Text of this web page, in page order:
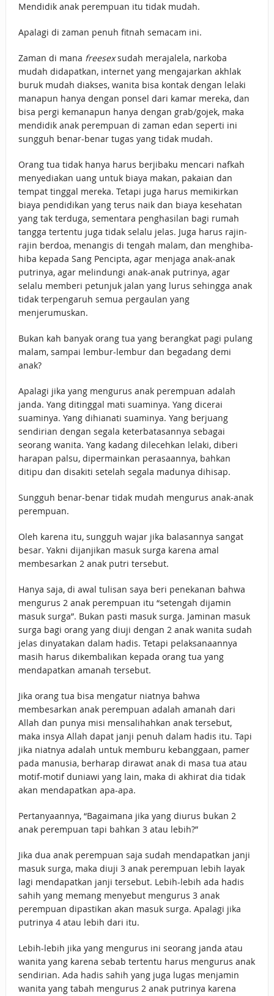
Mendidik anak perempuan itu tidak mudah.
Apalagi di zaman penuh fitnah semacam ini.
Zaman di mana freesexsudah merajalela, narkoba
mudah didapatkan, internet yang mengajarkan akhlak
buruk mudah diakses, wanita bisa kontak dengan lelaki
manapun hanya dengan ponsel dari kamar mereka, dan
bisa pergi kemanapun hanya dengan grab/gojek, maka
mendidik anak perempuan di zaman edan seperti ini
sungguh benar-benar tugas yang tidak mudah.
Orang tua tidak hanya harus berjibaku mencari nafkah
menyediakan uang untuk biaya makan, pakaian dan
tempat tinggal mereka. Tetapi juga harus memikirkan
biaya pendidikan yang terus naik dan biaya kesehatan
yang tak terduga, sementara penghasilan bagi rumah
tangga tertentu juga tidak selalu jelas. Juga harus rajin-
rajin berdoa, menangis di tengah malam, dan menghiba-
hiba kepada Sang Pencipta, agar menjaga anak-anak
putrinya, agar melindungi anak-anak putrinya, agar
selalu memberi petunjuk jalan yang lurus sehingga anak
tidak terpengaruh semua pergaulan yang
menjerumuskan.
Bukan kah banyak orang tua yang berangkat pagi pulang
malam, sampai lembur-lembur dan begadang demi
anak?
Apalagi jika yang mengurus anak perempuan adalah
janda. Yang ditinggal mati suaminya. Yang dicerai
suaminya. Yang dihianati suaminya. Yang berjuang
sendirian dengan segala keterbatasannya sebagai
seorang wanita. Yang kadang dilecehkan lelaki, diberi
harapan palsu, dipermainkan perasaannya, bahkan
ditipu dan disakiti setelah segala madunya dihisap.
Sungguh benar-benar tidak mudah mengurus anak-anak
perempuan.
Oleh karena itu, sungguh wajar jika balasannya sangat
besar. Yakni dijanjikan masuk surga karena amal
membesarkan 2 anak putri tersebut.
Hanya saja, di awal tulisan saya beri penekanan bahwa
mengurus 2 anak perempuan itu “setengah dijamin
masuk surga”. Bukan pasti masuk surga. Jaminan masuk
surga bagi orang yang diuji dengan 2 anak wanita sudah
jelas dinyatakan dalam hadis. Tetapi pelaksanaannya
masih harus dikembalikan kepada orang tua yang
mendapatkan amanah tersebut.
Jika orang tua bisa mengatur niatnya bahwa
membesarkan anak perempuan adalah amanah dari
Allah dan punya misi mensalihahkan anak tersebut,
maka insya Allah dapat janji penuh dalam hadis itu. Tapi
jika niatnya adalah untuk memburu kebanggaan, pamer
pada manusia, berharap dirawat anak di masa tua atau
motif-motif duniawi yang lain, maka di akhirat dia tidak
akan mendapatkan apa-apa.
Pertanyaannya, “Bagaimana jika yang diurus bukan 2
anak perempuan tapi bahkan 3 atau lebih?”
Jika dua anak perempuan saja sudah mendapatkan janji
masuk surga, maka diuji 3 anak perempuan lebih layak
lagi mendapatkan janji tersebut. Lebih-lebih ada hadis
sahih yang memang menyebut mengurus 3 anak
perempuan dipastikan akan masuk surga. Apalagi jika
putrinya 4 atau lebih dari itu.
Lebih-lebih jika yang mengurus ini seorang janda atau
wanita yang karena sebab tertentu harus mengurus anak
sendirian. Ada hadis sahih yang juga lugas menjamin
wanita yang tabah mengurus 2 anak putrinya karena